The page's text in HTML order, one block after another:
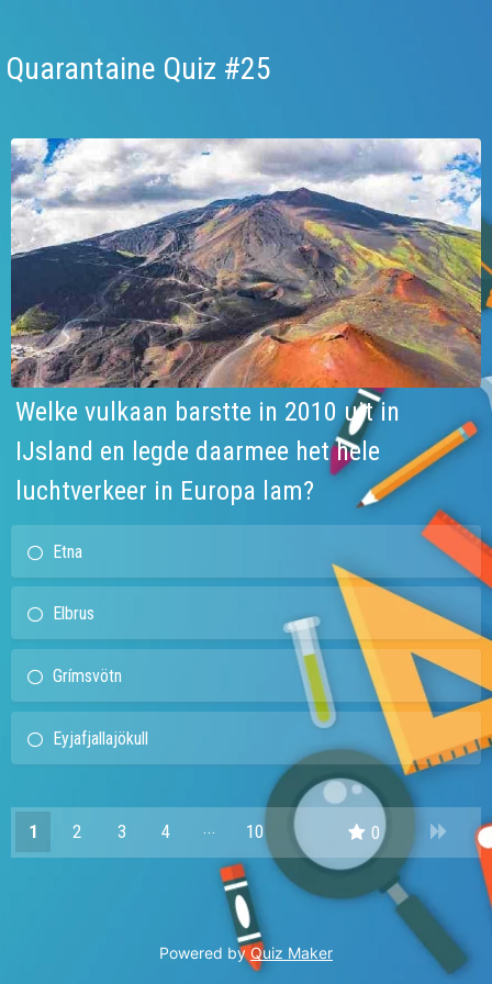
Quarantaine Quiz #25
Welke vulkaan barstte in 2010 uit in
IJsland en legde daarmee het hele
luchtverkeer in Europa lam?
Etna
Elbrus
Grímsvötn
Eyjafjallajökull
1 2 3
4
10 0
Powered by Quiz Maker